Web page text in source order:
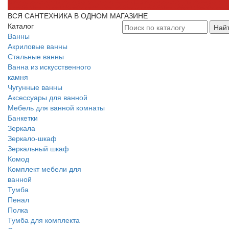
ВСЯ САНТЕХНИКА В ОДНОМ МАГАЗИНЕ
Каталог
Ванны
Акриловые ванны
Стальные ванны
Ванна из искусственного
камня
Чугунные ванны
Аксессуары для ванной
Мебель для ванной комнаты
Банкетки
Зеркала
Зеркало-шкаф
Зеркальный шкаф
Комод
Комплект мебели для
ванной
Тумба
Пенал
Полка
Тумба для комплекта